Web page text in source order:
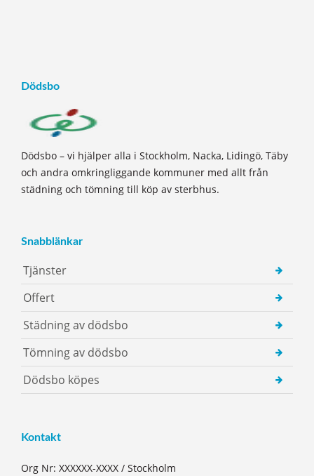
Dödsbo
Dödsbo – vi hjälper alla i Stockholm, Nacka, Lidingö, Täby
och andra omkringliggande kommuner med allt från
städning och tömning till köp av sterbhus.
Snabblänkar
Tjänster
Offert
Städning av dödsbo
Tömning av dödsbo
Dödsbo köpes
Kontakt
Org Nr: XXXXXX-XXXX / Stockholm